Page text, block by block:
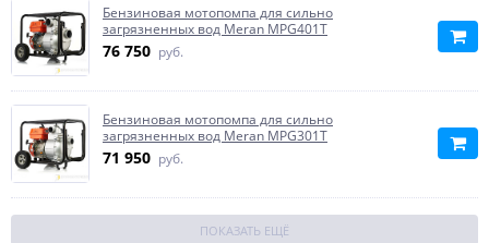
Бензиновая мотопомпа для сильно
загрязненных вод Meran MPG401T
76 750 руб.
Бензиновая мотопомпа для сильно
загрязненных вод Meran MPG301T
71 950 руб.
ПОКАЗАТЬ ЕЩЁ